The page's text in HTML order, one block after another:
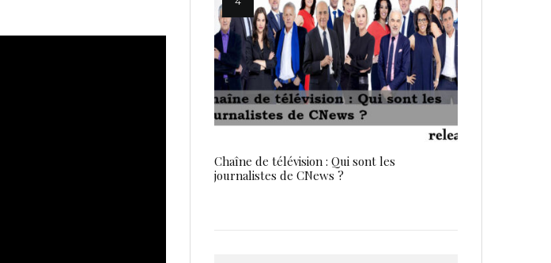
Chaîne de télévision : Qui sont les
journalistes de CNews ?